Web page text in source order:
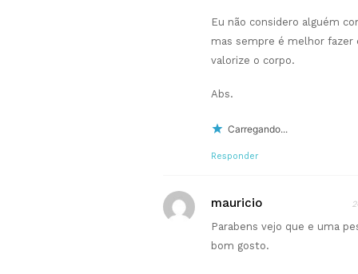
Eu não considero alguém
mas sempre é melhor fazer
valorize o corpo.
Abs.
Carregando...
Responder
mauricio
Parabens vejo que e uma
bom gosto.